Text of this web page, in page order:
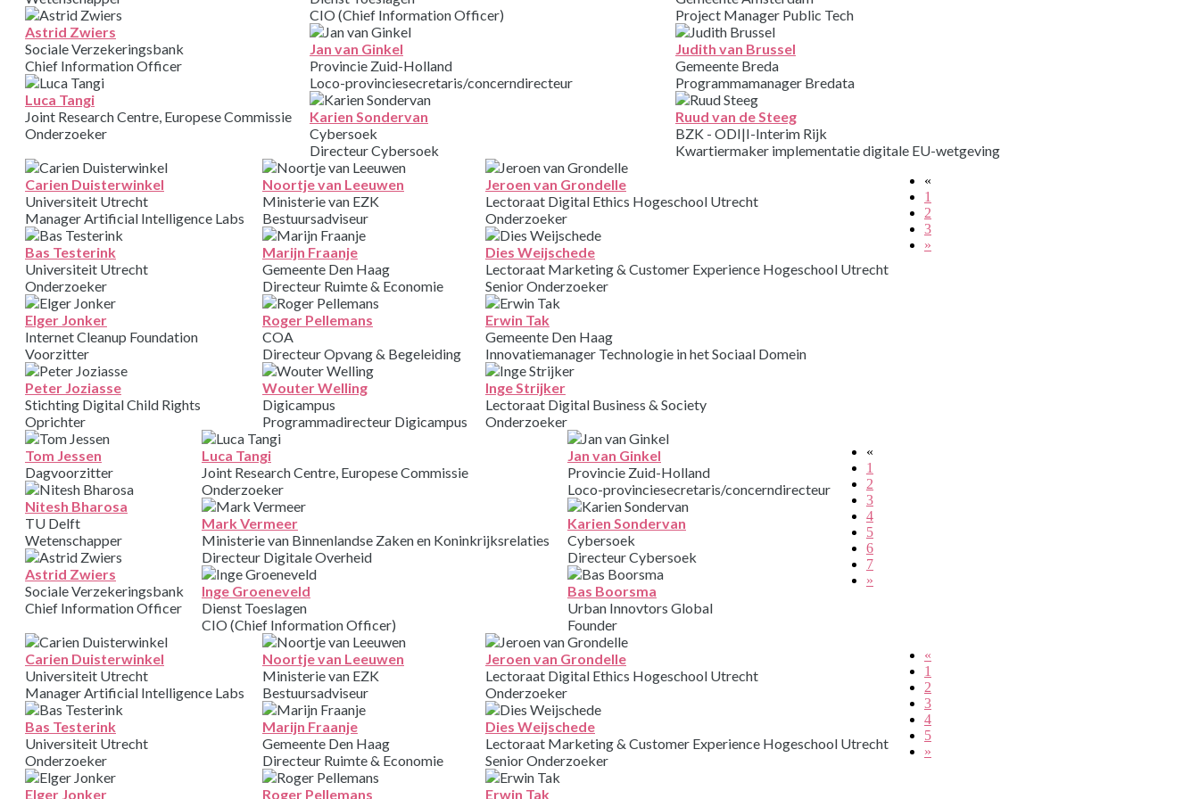
Astrid Zwiers
Sociale Verzekeringsbank
Chief Information Officer
Luca Tangi
Joint Research Centre, Europese Commissie
Onderzoeker
CIO (Chief Information Officer)
Jan van Ginkel
Provincie Zuid-Holland
Loco-provinciesecretaris/concerndirecteur
Karien Sondervan
Cybersoek
Directeur Cybersoek
Project Manager Public Tech
Judith van Brussel
Gemeente Breda
Programmamanager Bredata
Ruud van de Steeg
BZK - ODI|I-Interim Rijk
Kwartiermaker implementatie digitale EU-wetgeving
Carien Duisterwinkel
Universiteit Utrecht
Manager Artificial Intelligence Labs
Bas Testerink
Universiteit Utrecht
Onderzoeker
Elger Jonker
Internet Cleanup Foundation
Voorzitter
Peter Joziasse
Stichting Digital Child Rights
Oprichter
Noortje van Leeuwen
Ministerie van EZK
Bestuursadviseur
Marijn Fraanje
Gemeente Den Haag
Directeur Ruimte & Economie
Roger Pellemans
COA
Directeur Opvang & Begeleiding
Wouter Welling
Digicampus
Programmadirecteur Digicampus
Jeroen van Grondelle
Lectoraat Digital Ethics Hogeschool Utrecht
Onderzoeker
Dies Weijschede
Lectoraat Marketing & Customer Experience Hogeschool Utrecht
Senior Onderzoeker
Erwin Tak
Gemeente Den Haag
Innovatiemanager Technologie in het Sociaal Domein
Inge Strijker
Lectoraat Digital Business & Society
Onderzoeker
«
1
2
3
»
Tom Jessen
Dagvoorzitter
Nitesh Bharosa
TU Delft
Wetenschapper
Astrid Zwiers
Sociale Verzekeringsbank
Chief Information Officer
Luca Tangi
Joint Research Centre, Europese Commissie
Onderzoeker
Mark Vermeer
Ministerie van Binnenlandse Zaken en Koninkrijksrelaties
Directeur Digitale Overheid
Inge Groeneveld
Dienst Toeslagen
CIO (Chief Information Officer)
Jan van Ginkel
Provincie Zuid-Holland
Loco-provinciesecretaris/concerndirecteur
Karien Sondervan
Cybersoek
Directeur Cybersoek
Bas Boorsma
Urban Innovtors Global
Founder
«
1
2
3
4
5
6
7
»
Carien Duisterwinkel
Universiteit Utrecht
Manager Artificial Intelligence Labs
Bas Testerink
Universiteit Utrecht
Onderzoeker
Elger Jonker
Noortje van Leeuwen
Ministerie van EZK
Bestuursadviseur
Marijn Fraanje
Gemeente Den Haag
Directeur Ruimte & Economie
Roger Pellemans
Jeroen van Grondelle
Lectoraat Digital Ethics Hogeschool Utrecht
Onderzoeker
Dies Weijschede
Lectoraat Marketing & Customer Experience Hogeschool Utrecht
Senior Onderzoeker
Erwin Tak
«
1
2
3
4
5
»